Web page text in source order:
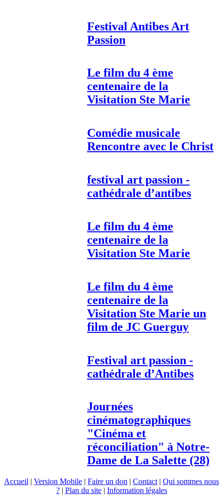
Festival Antibes Art
Passion
Le film du 4 ème
centenaire de la
Visitation Ste Marie
Comédie musicale
Rencontre avec le Christ
festival art passion -
cathédrale d’antibes
Le film du 4 ème
centenaire de la
Visitation Ste Marie
Le film du 4 ème
centenaire de la
Visitation Ste Marie un
film de JC Guerguy
Festival art passion -
cathédrale d’Antibes
Journées
cinématographiques
"Cinéma et
réconciliation" à Notre-
Dame de La Salette (28)
Accueil | Version Mobile | Faire un don | Contact | Qui sommes nous
?| Plan du site| Information légales